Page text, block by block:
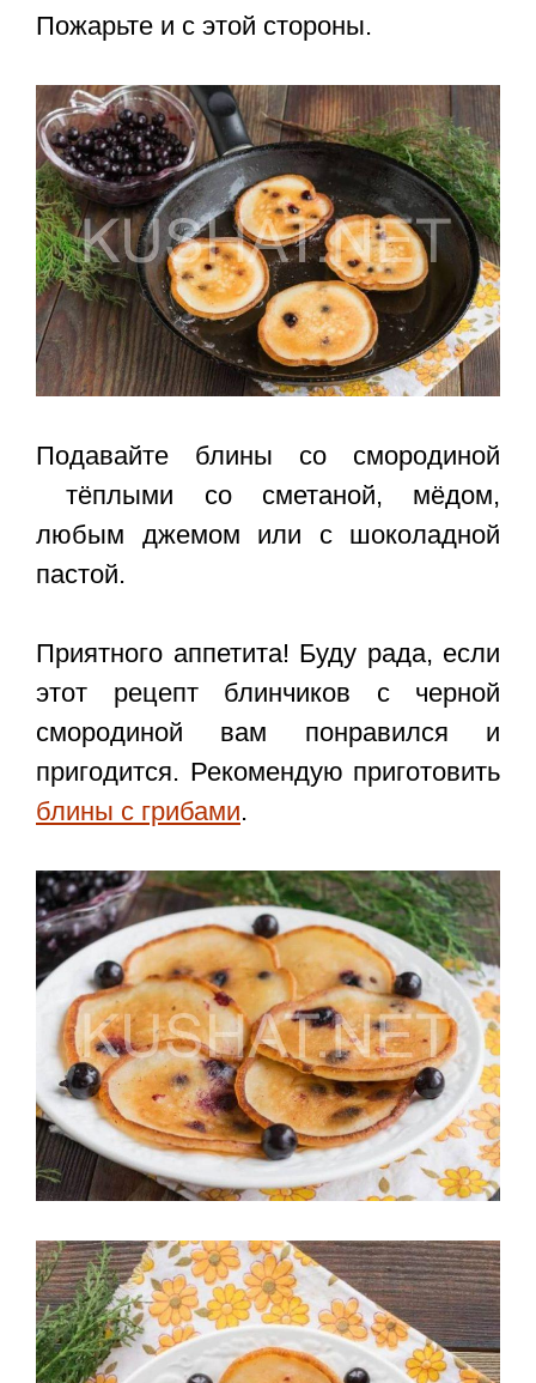
Пожарьте и с этой стороны.
Подавайте блины со смородиной
тёплыми со сметаной, мёдом,
любым джемом или с шоколадной
пастой.
Приятного аппетита! Буду рада, если
этот рецепт блинчиков с черной
смородиной вам понравился и
пригодится. Рекомендую приготовить
блины с грибами.